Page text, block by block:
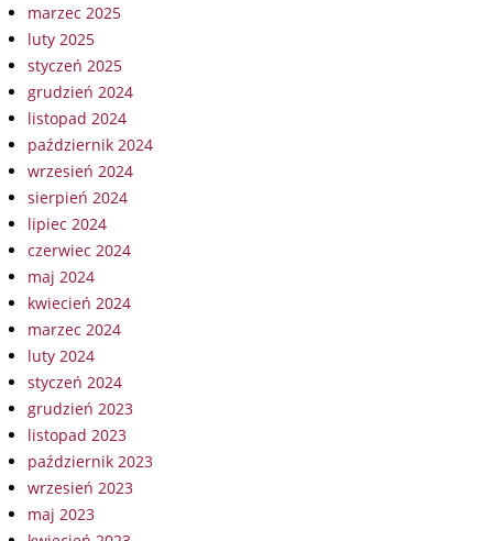
marzec 2025
luty 2025
styczeń 2025
grudzień 2024
listopad 2024
październik 2024
wrzesień 2024
sierpień 2024
lipiec 2024
czerwiec 2024
maj 2024
kwiecień 2024
marzec 2024
luty 2024
styczeń 2024
grudzień 2023
listopad 2023
październik 2023
wrzesień 2023
maj 2023